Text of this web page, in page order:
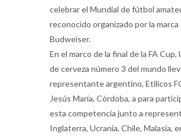
celebrar el Mundial de fútbol
reconocido organizado por la marca
Budweiser.
En el marco de la final de la FA Cup,
de cerveza número 3 del mundo
representante argentino, Etílicos
Jesús María, Córdoba, a para
esta competencia junto a
Inglaterra, Ucrania, Chile, Malasia,